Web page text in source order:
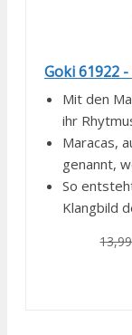
Goki 61922
Mit den
ihr
Maracas,
genannt,
So
Klangbild